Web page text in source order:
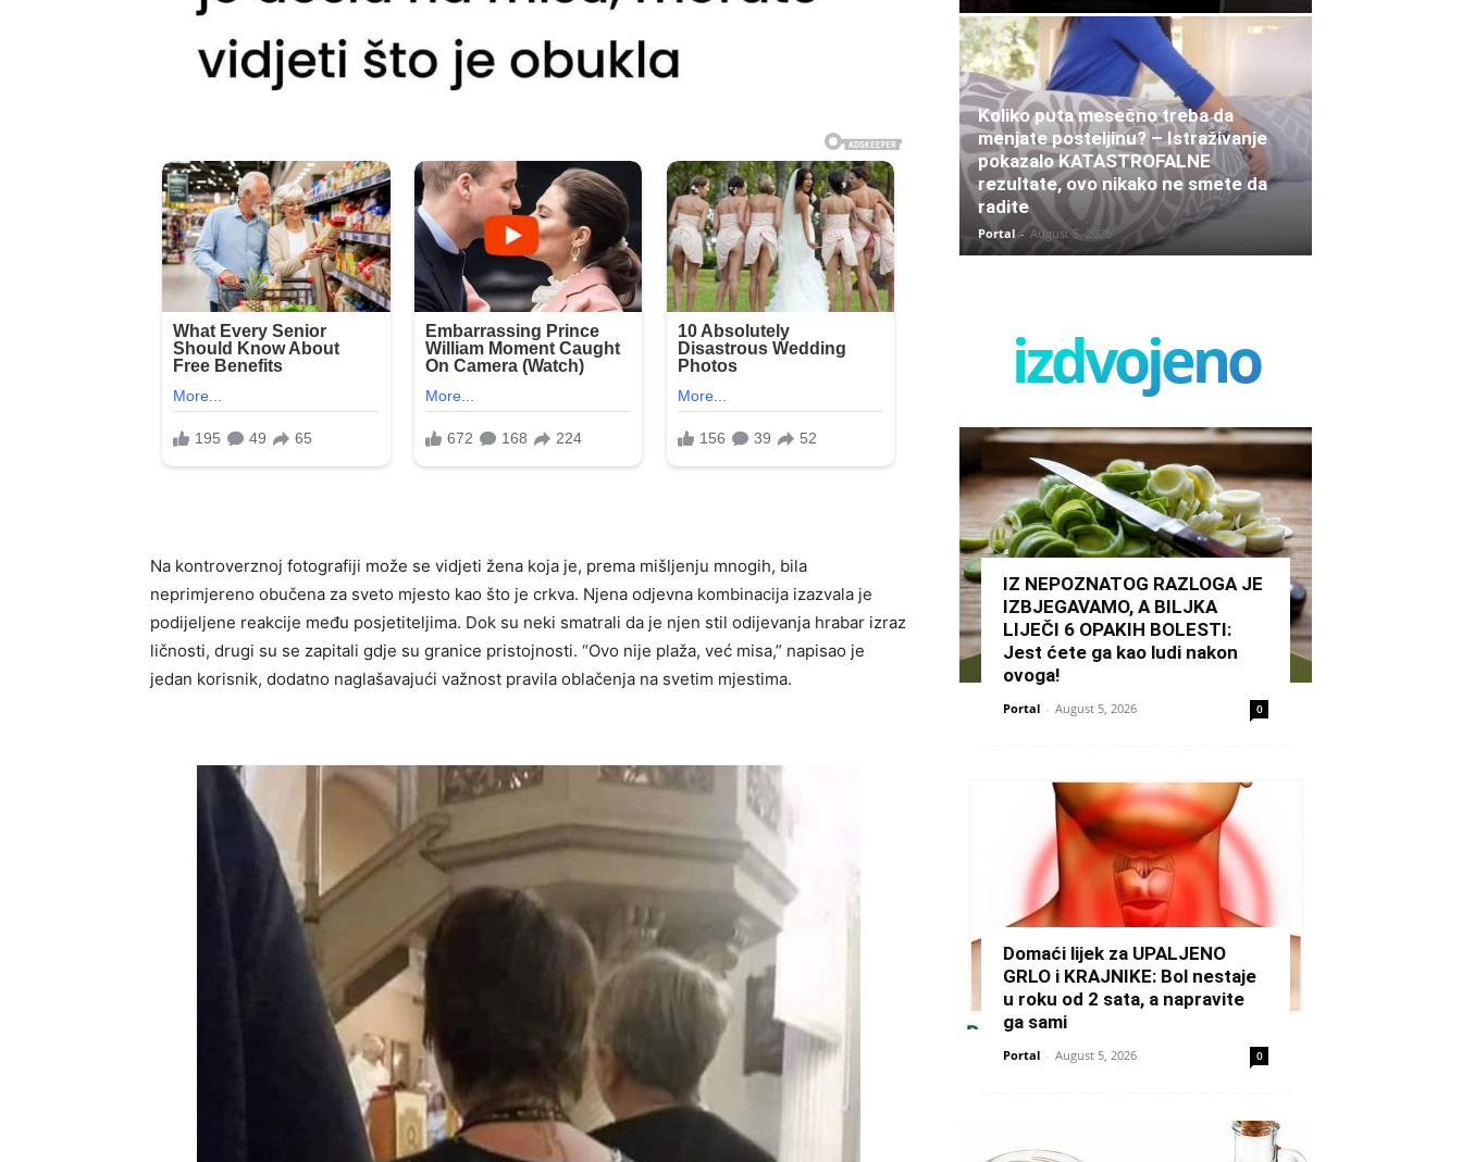
Na kontroverznoj fotografiji može se vidjeti žena koja je, prema mišljenju mnogih, bila
neprimjereno obučena za sveto mjesto kao što je crkva. Njena odjevna kombinacija izazvala je
podijeljene reakcije među posjetiteljima. Dok su neki smatrali da je njen stil odijevanja hrabar izraz
ličnosti, drugi su se zapitali gdje su granice pristojnosti. “Ovo nije plaža, već misa,” napisao je
jedan korisnik, dodatno naglašavajući važnost pravila oblačenja na svetim mjestima.
Koliko puta mesečno treba da
menjate posteljinu? – Istraživanje
pokazalo KATASTROFALNE
rezultate, ovo nikako ne smete da
radite
Portal - August 5, 2026
izdvojeno
IZ NEPOZNATOG RAZLOGA JE
IZBJEGAVAMO, A BILJKA
LIJEČI 6 OPAKIH BOLESTI:
Jest ćete ga kao ludi nakon
ovoga!
Portal - August 5, 2026 0
Domaći lijek za UPALJENO
GRLO i KRAJNIKE: Bol nestaje
u roku od 2 sata, a napravite
ga sami
Portal - August 5, 2026 0